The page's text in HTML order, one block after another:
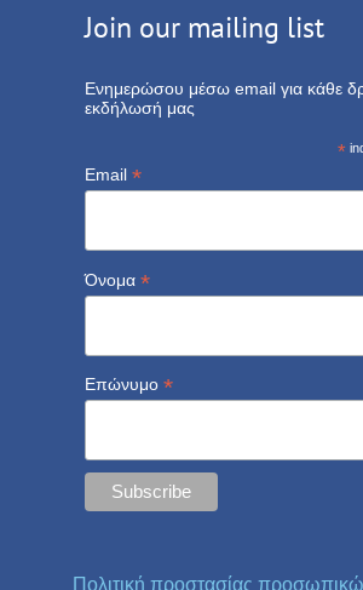
Join our mailing list
Ενημερώσου μέσω email για κάθε
εκδήλωσή μας
*
Email *
Όνομα *
Επώνυμο *
Πολιτική προστασίας